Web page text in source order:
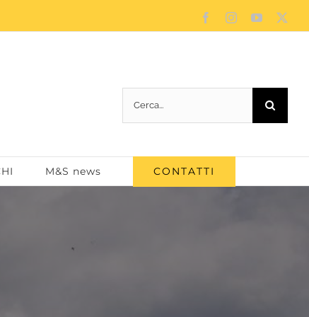
FacebookInstagramYouTube
per:
M&S news CONTATTI